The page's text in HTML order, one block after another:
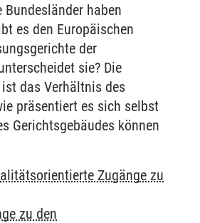
haben
es den Europäischen
der
sie? Die
das Verhältnis des
präsentiert es sich selbst
Gerichtsgebäudes können
Zugänge zu
zu den